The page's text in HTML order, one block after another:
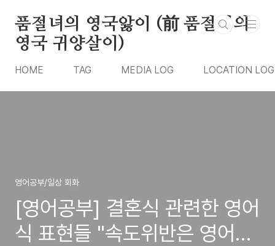
품절녀의 영국앓이 (前 품절녀의
영국 귀양살이)
HOME TAG MEDIA LOG LOCATION LOG
영어공부/일상 회화
[영어공부] 결혼식 관련한 영어
식 표현들 "속도위반은 영어로